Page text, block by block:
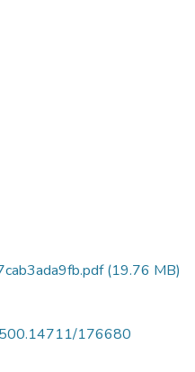
(19.76 MB)
176680